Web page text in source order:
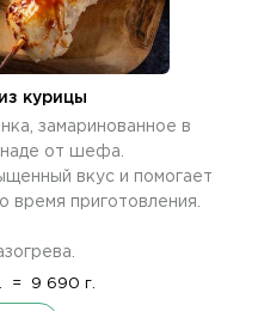
курицы
замаринованное в
от шефа.
вкус и помогает
время приготовления.
= 9 690 г.